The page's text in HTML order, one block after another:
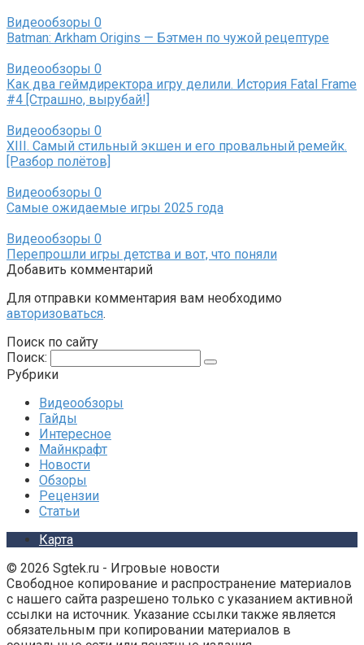
Видеообзоры 0
Batman: Arkham Origins — Бэтмен по чужой рецептуре
Видеообзоры 0
Как два геймдиректора игру делили. История Fatal Frame
#4 [Страшно, вырубай!]
Видеообзоры 0
XIII. Самый стильный экшен и его провальный ремейк.
[Разбор полётов]
Видеообзоры 0
Самые ожидаемые игры 2025 года
Видеообзоры 0
Перепрошли игры детства и вот, что поняли
Добавить комментарий
Для отправки комментария вам необходимо
авторизоваться.
Поиск по сайту
Поиск:
Рубрики
Видеообзоры
Гайды
Интересное
Майнкрафт
Новости
Обзоры
Рецензии
Статьи
Карта
© 2026 Sgtek.ru - Игровые новости
Свободное копирование и распространение материалов
с нашего сайта разрешено только с указанием активной
ссылки на источник. Указание ссылки также является
обязательным при копировании материалов в